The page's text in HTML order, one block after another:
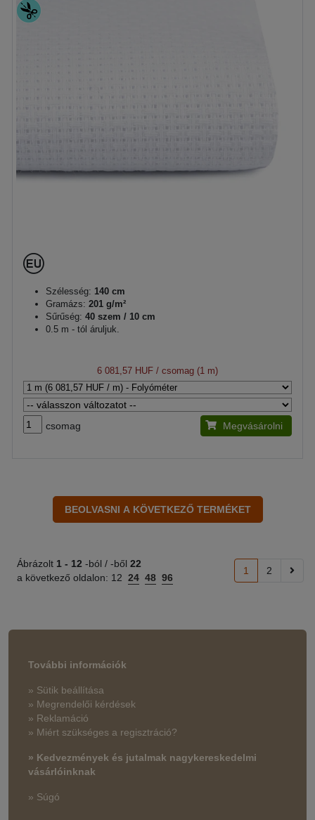
Szélesség: 140 cm
Gramázs: 201 g/m²
Sűrűség: 40 szem / 10 cm
0.5 m - tól áruljuk.
6 081,57 HUF / csomag (1 m)
csomag Megvásárolni
Ábrázolt 1 - 12 -ból / -ből 22
a következő oldalon: 12 24 48 96
1 2
További információk
» Sütik beállítása
» Megrendelői kérdések
» Reklamáció
» Miért szükséges a regisztráció?
» Kedvezmények és jutalmak nagykereskedelmi
vásárlóinknak
» Súgó